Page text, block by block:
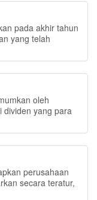
pada akhir tahun
yang telah
oleh
dividen yang para
perusahaan
secara teratur,